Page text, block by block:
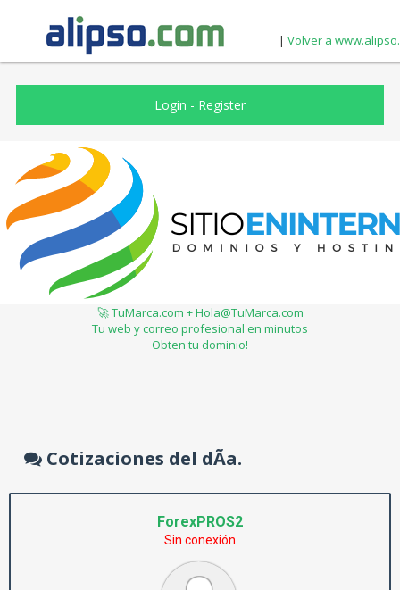
| Volver a
Login - Register
🚀 TuMarca.com + Hola@TuMarca.com
Tu web y correo profesional en minutos
Obten tu dominio!
Cotizaciones del dÃ­a.
ForexPROS2
Sin conexión